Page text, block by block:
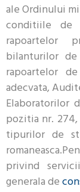
ale Ordinului
conditiile de
rapoartelor
bilanturilor de
rapoartelor
adecvata,
Elaboratorilor
pozitia nr.
tipurilor de
privind
generala de